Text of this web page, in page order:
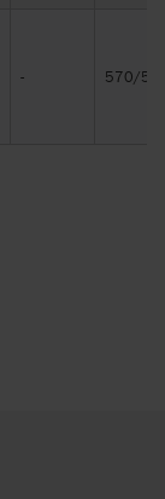
- 570/